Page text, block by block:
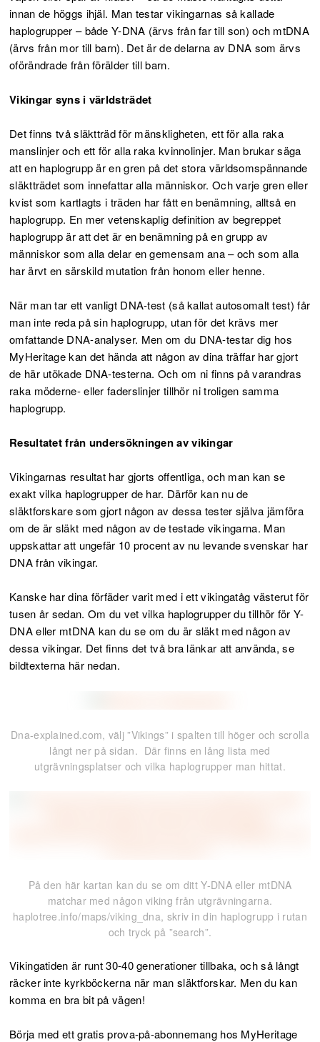
innan de höggs ihjäl. Man testar vikingarnas så kallade
haplogrupper – både Y-DNA (ärvs från far till son) och mtDNA
(ärvs från mor till barn). Det är de delarna av DNA som ärvs
oförändrade från förälder till barn.
Vikingar syns i världsträdet
Det finns två släktträd för mänskligheten, ett för alla raka
manslinjer och ett för alla raka kvinnolinjer. Man brukar säga
att en haplogrupp är en gren på det stora världsomspännande
släktträdet som innefattar alla människor. Och varje gren eller
kvist som kartlagts i träden har fått en benämning, alltså en
haplogrupp. En mer vetenskaplig definition av begreppet
haplogrupp är att det är en benämning på en grupp av
människor som alla delar en gemensam ana – och som alla
har ärvt en särskild mutation från honom eller henne.
När man tar ett vanligt DNA-test (så kallat autosomalt test) får
man inte reda på sin haplogrupp, utan för det krävs mer
omfattande DNA-analyser. Men om du DNA-testar dig hos
MyHeritage kan det hända att någon av dina träffar har gjort
de här utökade DNA-testerna. Och om ni finns på varandras
raka möderne- eller faderslinjer tillhör ni troligen samma
haplogrupp.
Resultatet från undersökningen av vikingar
Vikingarnas resultat har gjorts offentliga, och man kan se
exakt vilka haplogrupper de har. Därför kan nu de
släktforskare som gjort någon av dessa tester själva jämföra
om de är släkt med någon av de testade vikingarna. Man
uppskattar att ungefär 10 procent av nu levande svenskar har
DNA från vikingar.
Kanske har dina förfäder varit med i ett vikingatåg västerut för
tusen år sedan. Om du vet vilka haplogrupper du tillhör för Y-
DNA eller mtDNA kan du se om du är släkt med någon av
dessa vikingar. Det finns det två bra länkar att använda, se
bildtexterna här nedan.
Dna-explained.com, välj ”Vikings” i spalten till höger och scrolla
långt ner på sidan. Där finns en lång lista med
utgrävningsplatser och vilka haplogrupper man hittat.
På den här kartan kan du se om ditt Y-DNA eller mtDNA
matchar med någon viking från utgrävningarna.
haplotree.info/maps/viking_dna, skriv in din haplogrupp i rutan
och tryck på ”search”.
Vikingatiden är runt 30-40 generationer tillbaka, och så långt
räcker inte kyrkböckerna när man släktforskar. Men du kan
komma en bra bit på vägen!
Börja med ett gratis prova-på-abonnemang hos MyHeritage